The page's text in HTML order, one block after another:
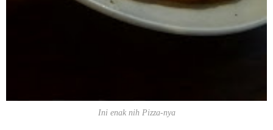
Ini enak nih Pizza-nya